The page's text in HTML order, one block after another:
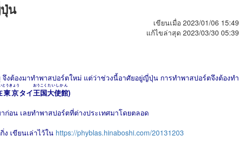
น
เขียนเมื่อ 2023/01/06 15:49
แก้ไขล่าสุด 2023/03/30 05:39
งต้องมาทำพาสปอร์ตใหม่ แต่ว่าช่วงนี้อาศัยอยู่ญี่ปุ่น การทำพาสปอร์ตจึงต้องทำ
東京
とうきょう
タイ王国
おうこく
大使館
たいしかん
)
ก่อน เลยทำพาสปอร์ตที่ต่างประเทศมาโดยตลอด
ง เขียนเล่าไว้ใน https://phyblas.hinaboshi.com/20131203